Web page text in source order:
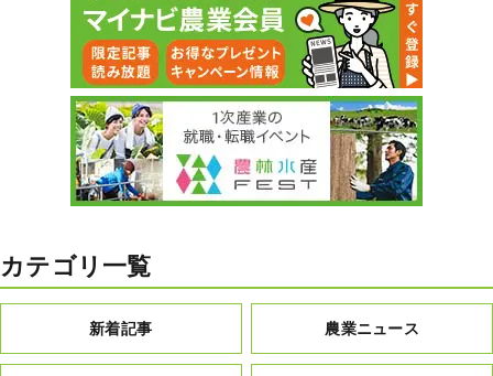
カテゴリ一覧
新着記事 農業ニュース